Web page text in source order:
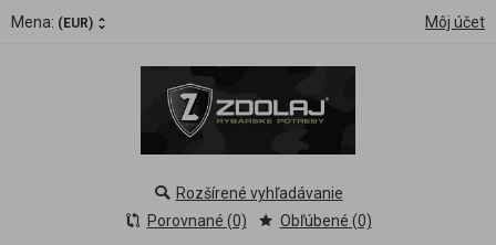
Mena: (EUR) Môj účet
Rozšírené vyhľadávanie
Porovnané (0)
Obľúbené (0)